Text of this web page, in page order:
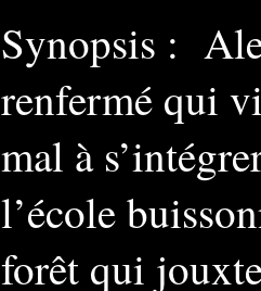
Synopsis :
renfermé qui
mal à
l’école
forêt qui